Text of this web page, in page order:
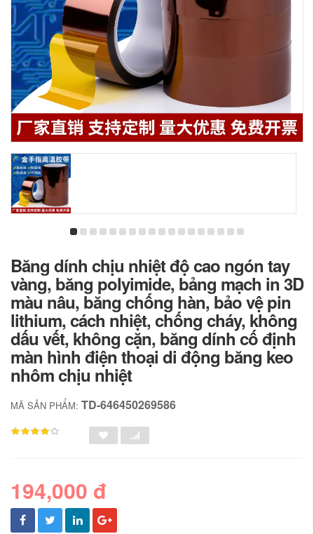
Băng dính chịu nhiệt độ cao ngón tay
vàng, băng polyimide, bảng mạch in 3D
màu nâu, băng chống hàn, bảo vệ pin
lithium, cách nhiệt, chống cháy, không
dấu vết, không cặn, băng dính cố định
màn hình điện thoại di động băng keo
nhôm chịu nhiệt
MÃ SẢN PHẨM: TD-646450269586
194,000 đ